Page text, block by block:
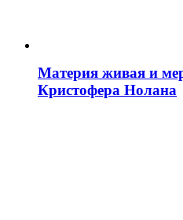
Материя живая и
Кристофера Нолана